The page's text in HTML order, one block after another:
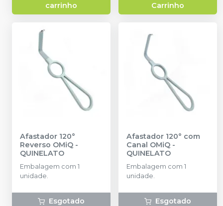
carrinho
Carrinho
Afastador 120°
Reverso OMiQ -
QUINELATO
Embalagem com 1
unidade.
Esgotado
Afastador 120° com
Canal OMiQ -
QUINELATO
Embalagem com 1
unidade.
Esgotado